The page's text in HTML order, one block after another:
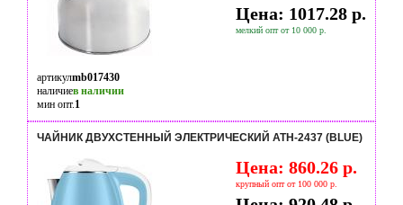
Цена: 1017.28 р.
мелкий опт от 10 000 р.
артикулmb017430
наличиев наличии
мин опт.1
ЧАЙНИК ДВУХСТЕННЫЙ ЭЛЕКТРИЧЕСКИЙ ATH-2437 (BLUE)
Цена: 860.26 р.
крупный опт от 100 000 р.